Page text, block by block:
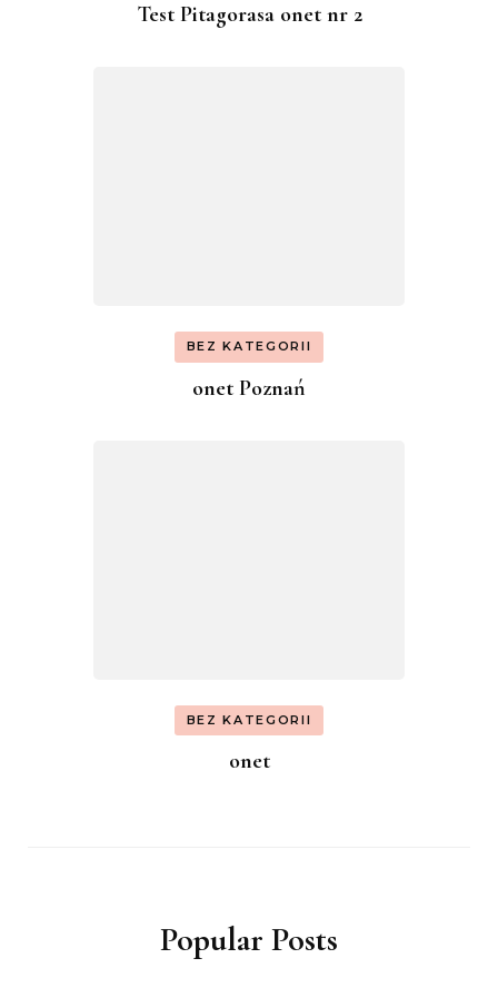
Test Pitagorasa onet nr 2
BEZ KATEGORII
onet Poznań
BEZ KATEGORII
onet
Popular Posts